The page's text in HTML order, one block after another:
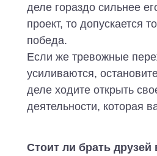
деле гораздо сильнее
проект, то допускается
победа.
Если же тревожные
усиливаются,
деле ходите открыть
деятельности, которая
Стоит ли брать